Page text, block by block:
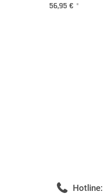
56,95 € *
Hotline: